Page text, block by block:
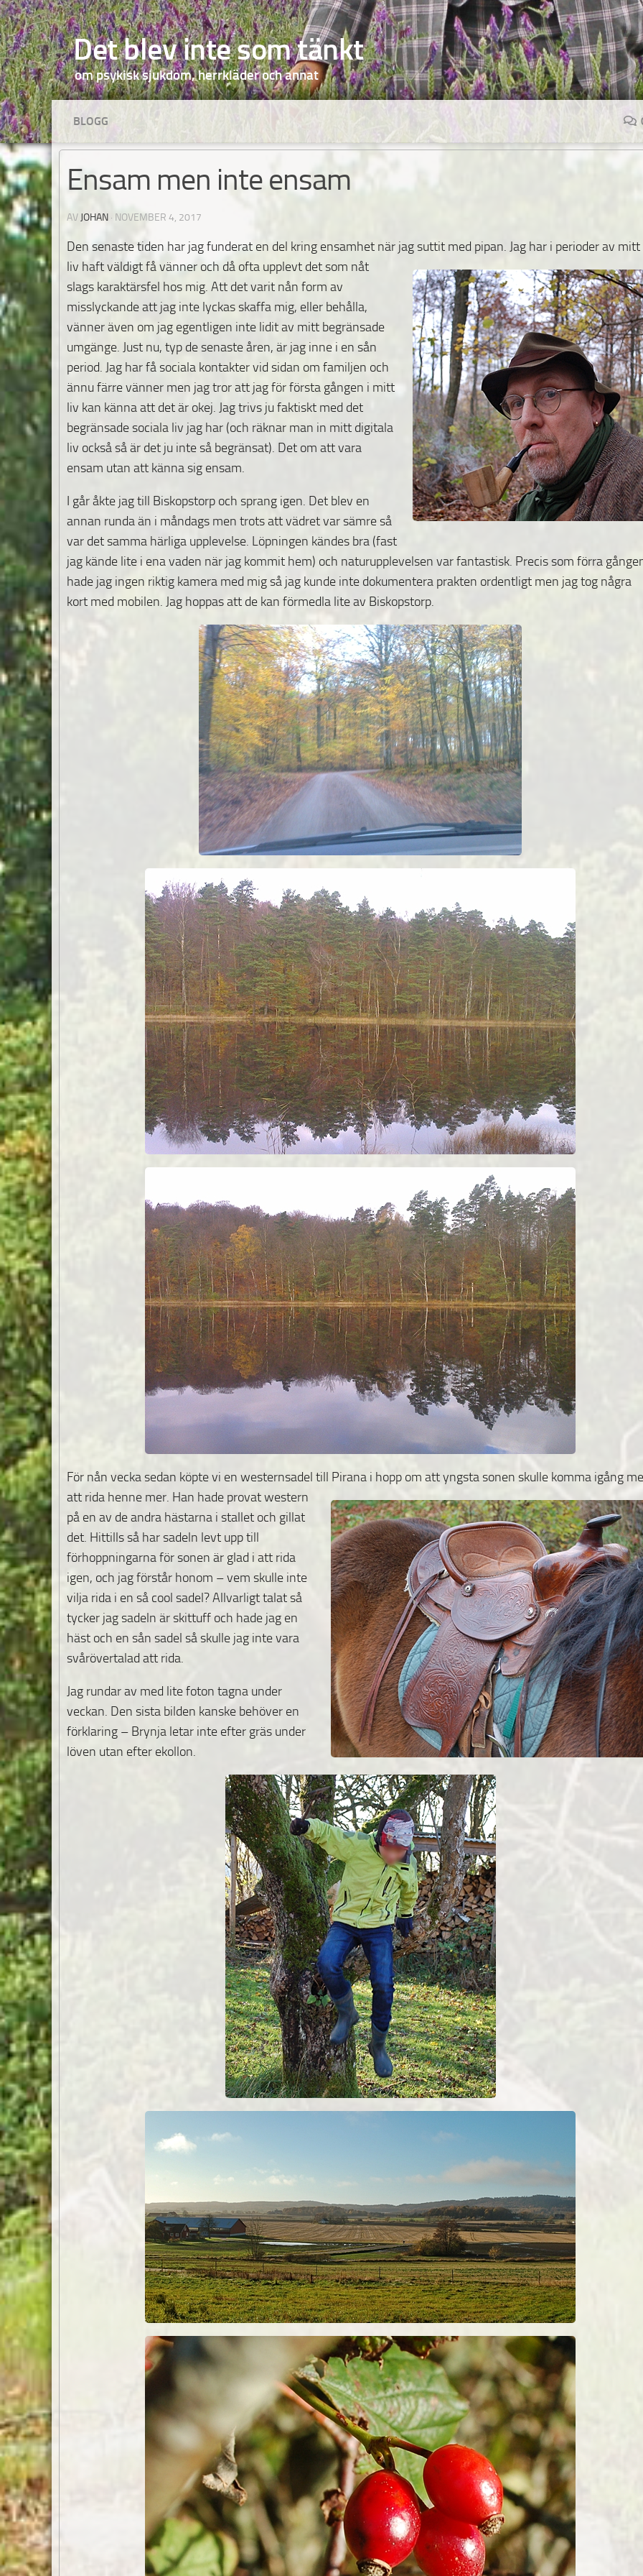
Hoppa till innehåll
Det blev inte som tänkt
om psykisk sjukdom, herrkläder och annat
BLOGG
Ensam men inte ensam
AV JOHAN · NOVEMBER 4, 2017
Den senaste tiden har jag funderat en del kring ensamhet när jag suttit med pipan. Jag har i perioderav mitt
liv haft väldigt få vänner och då ofta upplevt det som nåt
slags karaktärsfel hos mig. Att det varit nån form av
misslyckande att jag inte lyckas skaffa mig, eller behålla,
vänner även om jag egentligen inte lidit av mitt begränsade
umgänge. Just nu, typ de senaste åren, är jag inne i en sån
period. Jag har få sociala kontakter vid sidan om familjen och
ännu färre vänner men jag tror att jag för första gången i mitt
liv kan känna att det är okej. Jag trivs ju faktiskt med det
begränsade sociala liv jag har (och räknar man in mitt digitala
liv också så är det ju inte så begränsat). Det om att vara
ensam utan att känna sig ensam.
I går åkte jag till Biskopstorp och sprang igen. Det blev en
annan runda än i måndags men trots att vädret var sämre så
var det samma härliga upplevelse. Löpningen kändes bra (fast
jag kände lite i ena vaden när jag kommit hem) och naturupplevelsen var fantastisk. Precis som förra
hade jag ingen riktig kamera med mig så jag kunde inte dokumentera prakten ordentligt men jag tog några
kort med mobilen. Jag hoppas att de kan förmedla lite av Biskopstorp.
För nån vecka sedan köpte vi en westernsadel till Pirana i hopp om att yngsta sonen skulle komma igång
att rida henne mer. Han hade provat western
på en av de andra hästarna i stallet och gillat
det. Hittills så har sadeln levt upp till
förhoppningarna för sonen är glad i att rida
igen, och jag förstår honom – vem skulle inte
vilja rida i en så cool sadel? Allvarligt talat så
tycker jag sadeln är skittuff och hade jag en
häst och en sån sadel så skulle jag inte vara
svårövertalad att rida.
Jag rundar av med lite foton tagna under
veckan. Den sista bilden kanske behöver en
förklaring – Brynja letar inte efter gräs under
löven utan efter ekollon.